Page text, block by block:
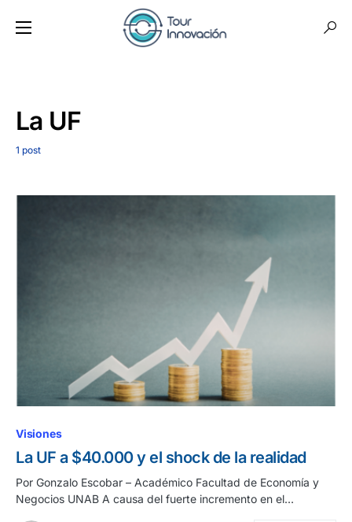
La UF
1 post
Visiones
La UF a $40.000 y el shock de la realidad
Por Gonzalo Escobar – Académico Facultad de Economía y
Negocios UNAB A causa del fuerte incremento en el…